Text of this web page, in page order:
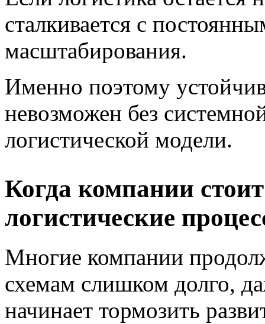
сталкивается с
масштабирования.
Именно поэтому
невозможен без
логистической модели.
Когда компании
логистические
Многие компании
схемам слишком долго,
начинает тормозить